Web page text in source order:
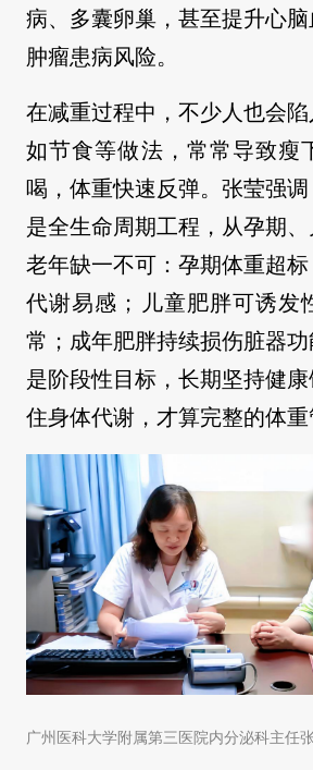
病、多囊卵巢，甚至提升心
肿瘤患病风险。
在减重过程中，不少人也会
如节食等做法，常常导致瘦
喝，体重快速反弹。张莹强
是全生命周期工程，从孕期、
老年缺一不可：孕期体重超
代谢易感；儿童肥胖可诱发
常；成年肥胖持续损伤脏器
是阶段性目标，长期坚持健
住身体代谢，才算完整的体重
广州医科大学附属第三医院内分泌科主任